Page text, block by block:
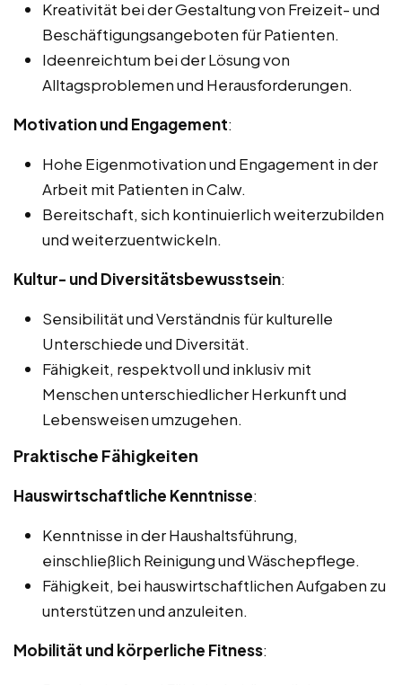
Kreativität bei der Gestaltung von Freizeit- und
Beschäftigungsangeboten für Patienten.
Ideenreichtum bei der Lösung von
Alltagsproblemen und Herausforderungen.
Motivation und Engagement:
Hohe Eigenmotivation und Engagement in der
Arbeit mit Patienten in Calw.
Bereitschaft, sich kontinuierlich weiterzubilden
und weiterzuentwickeln.
Kultur- und Diversitätsbewusstsein:
Sensibilität und Verständnis für kulturelle
Unterschiede und Diversität.
Fähigkeit, respektvoll und inklusiv mit
Menschen unterschiedlicher Herkunft und
Lebensweisen umzugehen.
Praktische Fähigkeiten
Hauswirtschaftliche Kenntnisse:
Kenntnisse in der Haushaltsführung,
einschließlich Reinigung und Wäschepflege.
Fähigkeit, bei hauswirtschaftlichen Aufgaben zu
unterstützen und anzuleiten.
Mobilität und körperliche Fitness: